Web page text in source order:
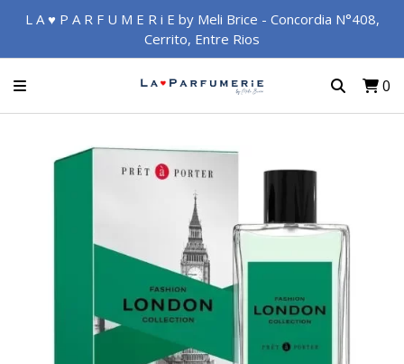
L A ♥ P A R F U M E R i E by Meli Brice - Concordia N°408,
Cerrito, Entre Rios
0